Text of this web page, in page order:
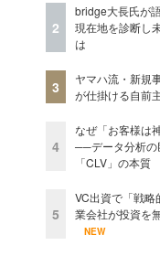
2
bridge大長氏が
現在地を診断し
は
3
ヤマハ流・新規
が仕掛ける自前
4
なぜ「お客様は
──データ分析の
「CLV」の本質
5
VC出資で「戦略
業会社が投資を
NEW